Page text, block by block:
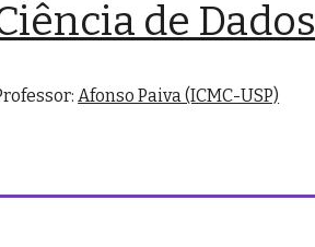
de Dados
Afonso Paiva (ICMC-USP)